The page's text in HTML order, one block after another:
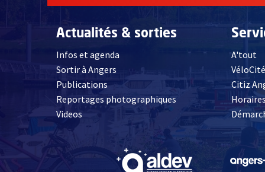
Actualités & sorties
Infos et agenda
Sortir à Angers
Publications
Reportages photographiques
Videos, Ouvre une nouvelle fenêtre
A'tout
VéloCité
Citiz
, Ouvre une